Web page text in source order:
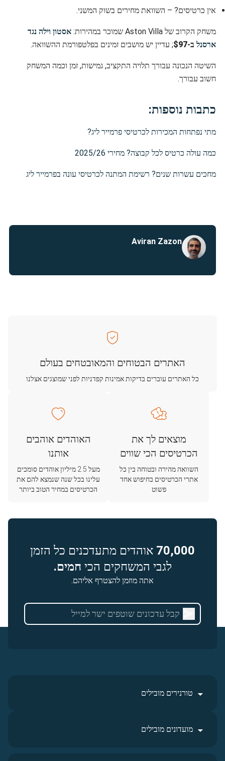
אין כרטיסים? – השוואת מחירים בשוק המשני.
משחק הקרוב של Aston Villa שמוכר במהירות:
אסטון וילה נגד
ארסנל ב-$97; עדיין יש מושבים זמינים בפלטפורמת ההשוואה.
השיטה הנכונה עבורך תלויה התקציב, גמישות, זמן וכמה המשחק
חשוב עבורך.
כתבות נוספות:
מתי נפתחות המכירות לכרטיסי פרמייר ליג?
כמה עולה כרטיס לכל קבוצה? מחירי 2025/26
מחכים עשרות שנים? רשימת המתנה לכרטיסי עונה בפרמייר ליג
Aviran Zazon
האתרים הבטוחים והמאובטחים בעולם
כל האתרים עוברים בדיקות אמינות קפדניות לפני שמוצגים אצלנו
מוצאים לך את
הכרטיסים הכי שווים
השוואה מהירה ובטוחה בין כל
אתרי הכרטיסים בחיפוש אחד
פשוט
האוהדים אוהבים
אותנו
מעל 2.5 מיליון אוהדים סומכים
עלינו בכל שנה שנמצא להם את
הכרטיסים במחיר הטוב ביותר
70,000 אוהדים מתעדכנים כל הזמן
לגבי המשחקים הכי חמים.
אתה מוזמן להצטרף אליהם.
טורנירים מובילים
מועדונים מובילים